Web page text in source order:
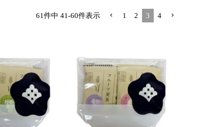
61件中 41-60件表示 1 2 3 4